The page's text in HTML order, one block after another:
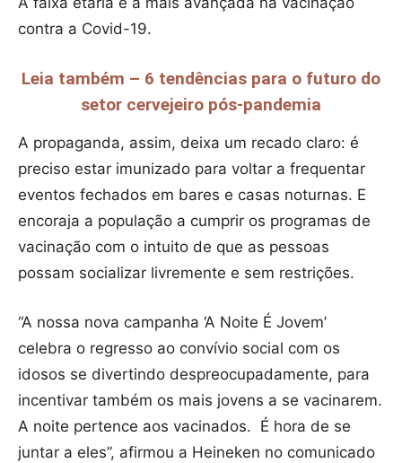
contra a Covid-19.
Leia também – 6 tendências para o futuro do
setor cervejeiro pós-pandemia
A propaganda, assim, deixa um recado claro: é
preciso estar imunizado para voltar a frequentar
eventos fechados em bares e casas noturnas. E
encoraja a população a cumprir os programas de
vacinação com o intuito de que as pessoas
possam socializar livremente e sem restrições.
“A nossa nova campanha ‘A Noite É Jovem’
celebra o regresso ao convívio social com os
idosos se divertindo despreocupadamente, para
incentivar também os mais jovens a se vacinarem.
A noite pertence aos vacinados. É hora de se
juntar a eles”, afirmou a Heineken no comunicado